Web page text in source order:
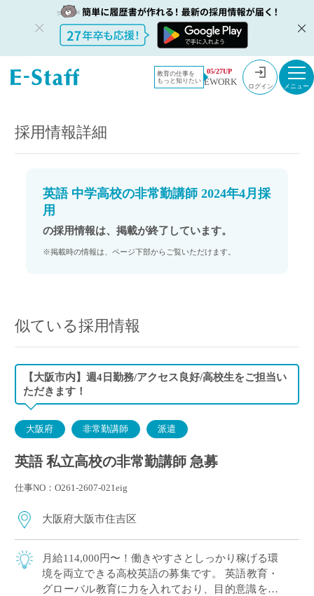
教育の仕事を
もっと知りたい
05/27UP
EWORK ログイン
教員採用情
報のイー・
採用情報
英語 中学高校の非常勤講師 2024年4月採用
採用情報詳細
英語 中学高校の非常勤講師 2024年4月採
用
の採用情報は、掲載が終了しています。
※掲載時の情報は、ページ下部からご覧いただけます。
似ている採用情報
【大阪市内】週4日勤務/アクセス良好/高校生をご担当い
ただきます！
大阪府 非常勤講師 派遣
英語 私立高校の非常勤講師 急募
仕事NO：O261-2607-021eig
大阪府大阪市住吉区
月給114,000円〜！働きやすさとしっかり稼げる環
境を両立できる高校英語の募集です。 英語教育・
グローバル教育に力を入れており、目的意識を持